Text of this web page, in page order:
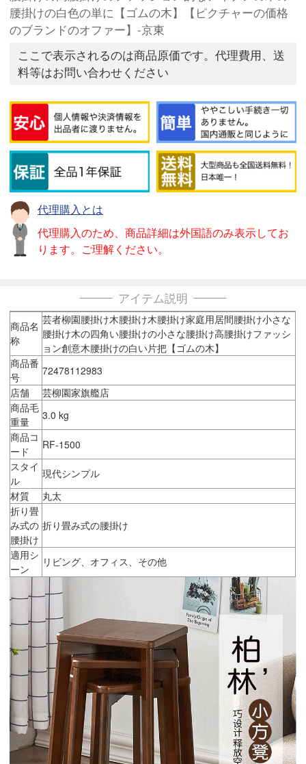
腰掛けの白色の単に【ゴムの木】【ピクチャーの価格
のブランドのオファー】-京東
ここで表示されるのは商品原価です。代理費用、送
料等はお問い合わせください
代理購入とは
代理購入のため、商品詳細は外国語のみ表示してお
ります。ご理解ください。
アイテム説明
商品名
称
芸者柳園腰掛け木腰掛け木腰掛け家庭用居間腰掛け小さな
腰掛け木の四角い腰掛けの小さな腰掛け高腰掛けファッシ
ョン創意木腰掛けの白い片把【ゴムの木】
商品番
号
72478112983
店舗
芸柳園家旗艦店
商品毛
重量
3.0 kg
商品コ
ード
RF-1500
スタイ
ル
現代シンプル
材質
丸太
折り畳
み式の
腰掛け
折り畳み式の腰掛け
適用シ
ーン
リビング、オフィス、その他